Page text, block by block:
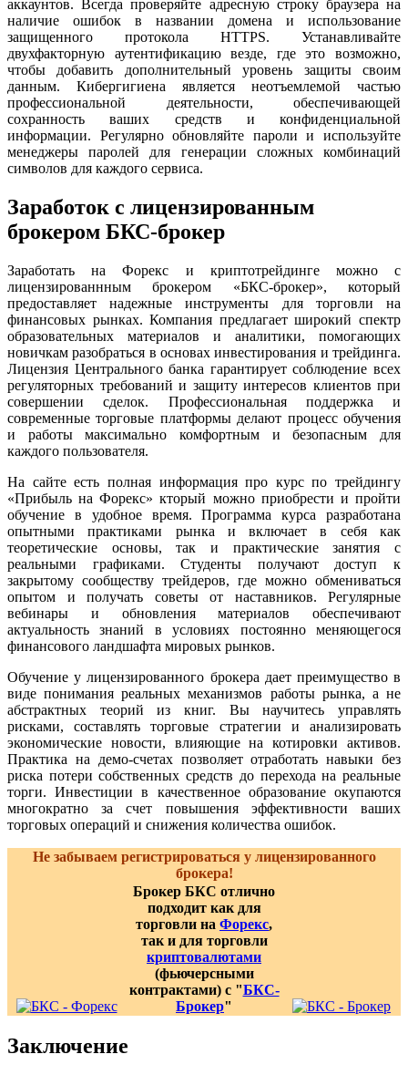
аккаунтов. Всегда проверяйте адресную строку браузера на
наличие ошибок в названии домена и использование
защищенного протокола HTTPS. Устанавливайте
двухфакторную аутентификацию везде, где это возможно,
чтобы добавить дополнительный уровень защиты своим
данным. Кибергигиена является неотъемлемой частью
профессиональной деятельности, обеспечивающей
сохранность ваших средств и конфиденциальной
информации. Регулярно обновляйте пароли и используйте
менеджеры паролей для генерации сложных комбинаций
символов для каждого сервиса.
Заработок с лицензированным
брокером БКС-брокер
Заработать на Форекс и криптотрейдинге можно с
лицензированнным брокером «БКС-брокер», который
предоставляет надежные инструменты для торговли на
финансовых рынках. Компания предлагает широкий спектр
образовательных материалов и аналитики, помогающих
новичкам разобраться в основах инвестирования и трейдинга.
Лицензия Центрального банка гарантирует соблюдение всех
регуляторных требований и защиту интересов клиентов при
совершении сделок. Профессиональная поддержка и
современные торговые платформы делают процесс обучения
и работы максимально комфортным и безопасным для
каждого пользователя.
На сайте есть полная информация про курс по трейдингу
«Прибыль на Форекс» кторый можно приобрести и пройти
обучение в удобное время. Программа курса разработана
опытными практиками рынка и включает в себя как
теоретические основы, так и практические занятия с
реальными графиками. Студенты получают доступ к
закрытому сообществу трейдеров, где можно обмениваться
опытом и получать советы от наставников. Регулярные
вебинары и обновления материалов обеспечивают
актуальность знаний в условиях постоянно меняющегося
финансового ландшафта мировых рынков.
Обучение у лицензированного брокера дает преимущество в
виде понимания реальных механизмов работы рынка, а не
абстрактных теорий из книг. Вы научитесь управлять
рисками, составлять торговые стратегии и анализировать
экономические новости, влияющие на котировки активов.
Практика на демо-счетах позволяет отработать навыки без
риска потери собственных средств до перехода на реальные
торги. Инвестиции в качественное образование окупаются
многократно за счет повышения эффективности ваших
торговых операций и снижения количества ошибок.
Не забываем регистрироваться у лицензированного
брокера!
Брокер БКС отлично
подходит как для
торговли на Форекс,
так и для торговли
криптовалютами
(фьючерсными
контрактами) с "БКС-
Брокер"
Заключение